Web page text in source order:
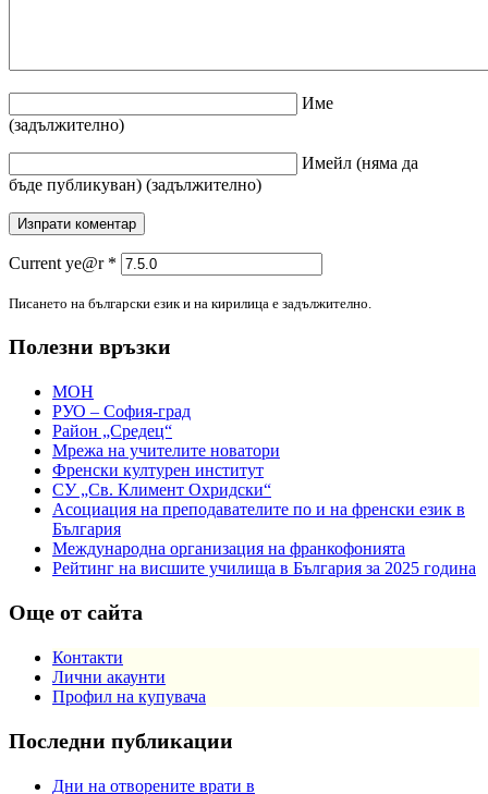
Име
(задължително)
Имейл (няма да
бъде публикуван) (задължително)
Current ye@r *
Писането на български език и на кирилица е задължително.
Полезни връзки
МОН
РУО – София-град
Район „Средец“
Мрежа на учителите новатори
Френски културен институт
СУ „Св. Климент Охридски“
Асоциация на преподавателите по и на френски език в
България
Международна организация на франкофонията
Рейтинг на висшите училища в България за 2025 година
Още от сайта
Контакти
Лични акаунти
Профил на купувача
Последни публикации
Дни на отворените врати в